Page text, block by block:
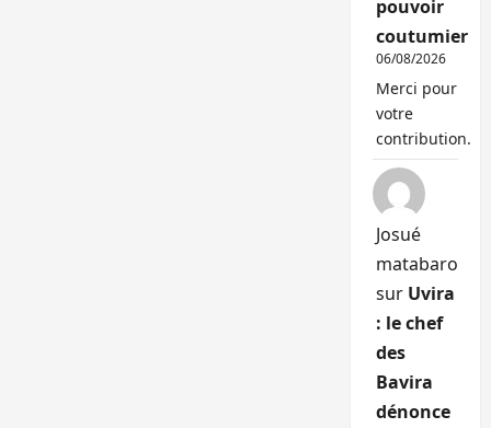
pouvoir
coutumier
06/08/2026
Merci pour
votre
contribution.
Josué
matabaro
sur Uvira
: le chef
des
Bavira
dénonce